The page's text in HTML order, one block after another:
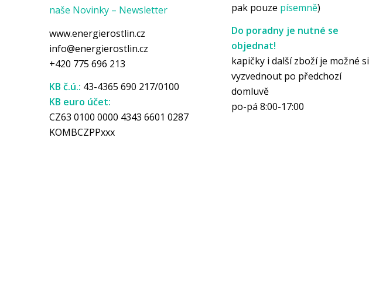
naše Novinky – Newsletter
www.energierostlin.cz
info@energierostlin.cz
+420 775 696 213
KB č.ú.: 43-4365 690 217/0100
KB euro účet:
CZ63 0100 0000 4343 6601 0287
KOMBCZPPxxx
pak pouze písemně)
Do poradny je nutné se
objednat!
kapičky i další zboží je možné si
vyzvednout po předchozí
domluvě
po-pá 8:00-17:00